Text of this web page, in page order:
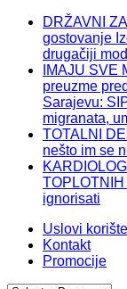
DRŽAVNI
gostovanje
drugačiji
IMAJU SVE
preuzme
Sarajevu:
migranata,
TOTALNI
nešto im se
ignorisati
Uslovi
Kontakt
Promocije